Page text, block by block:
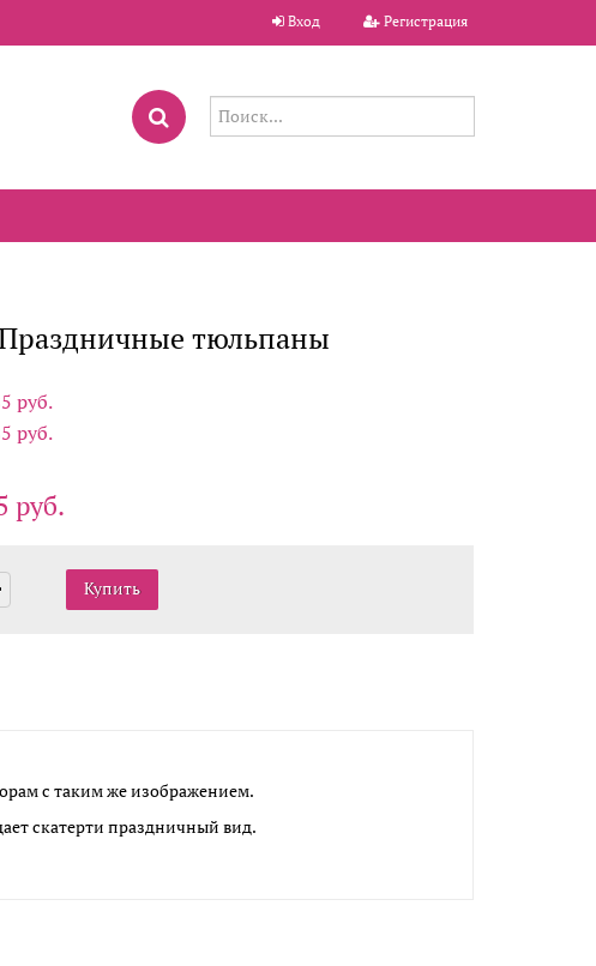
Вход Регистрация
тюльпаны
руб.
руб.
руб.
с таким же изображением.
скатерти праздничный вид.